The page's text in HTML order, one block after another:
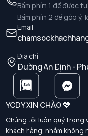
Bấm phím 1 để được
Bấm phím 2 để góp ý,
Email
Địa chỉ
Đường An Định -
YODY XIN CHÀO 💖
Chúng tôi luôn quý trọng
khách hàng, nhằm không